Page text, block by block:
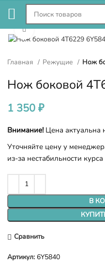
Нажмите, чтобы
Главная Режущие Нож
Нож боковой
1 350 ₽
Внимание! Цена актуальна
Уточняйте цену у
из-за нестабильности
В
Сравнить
Артикул: 6Y5840